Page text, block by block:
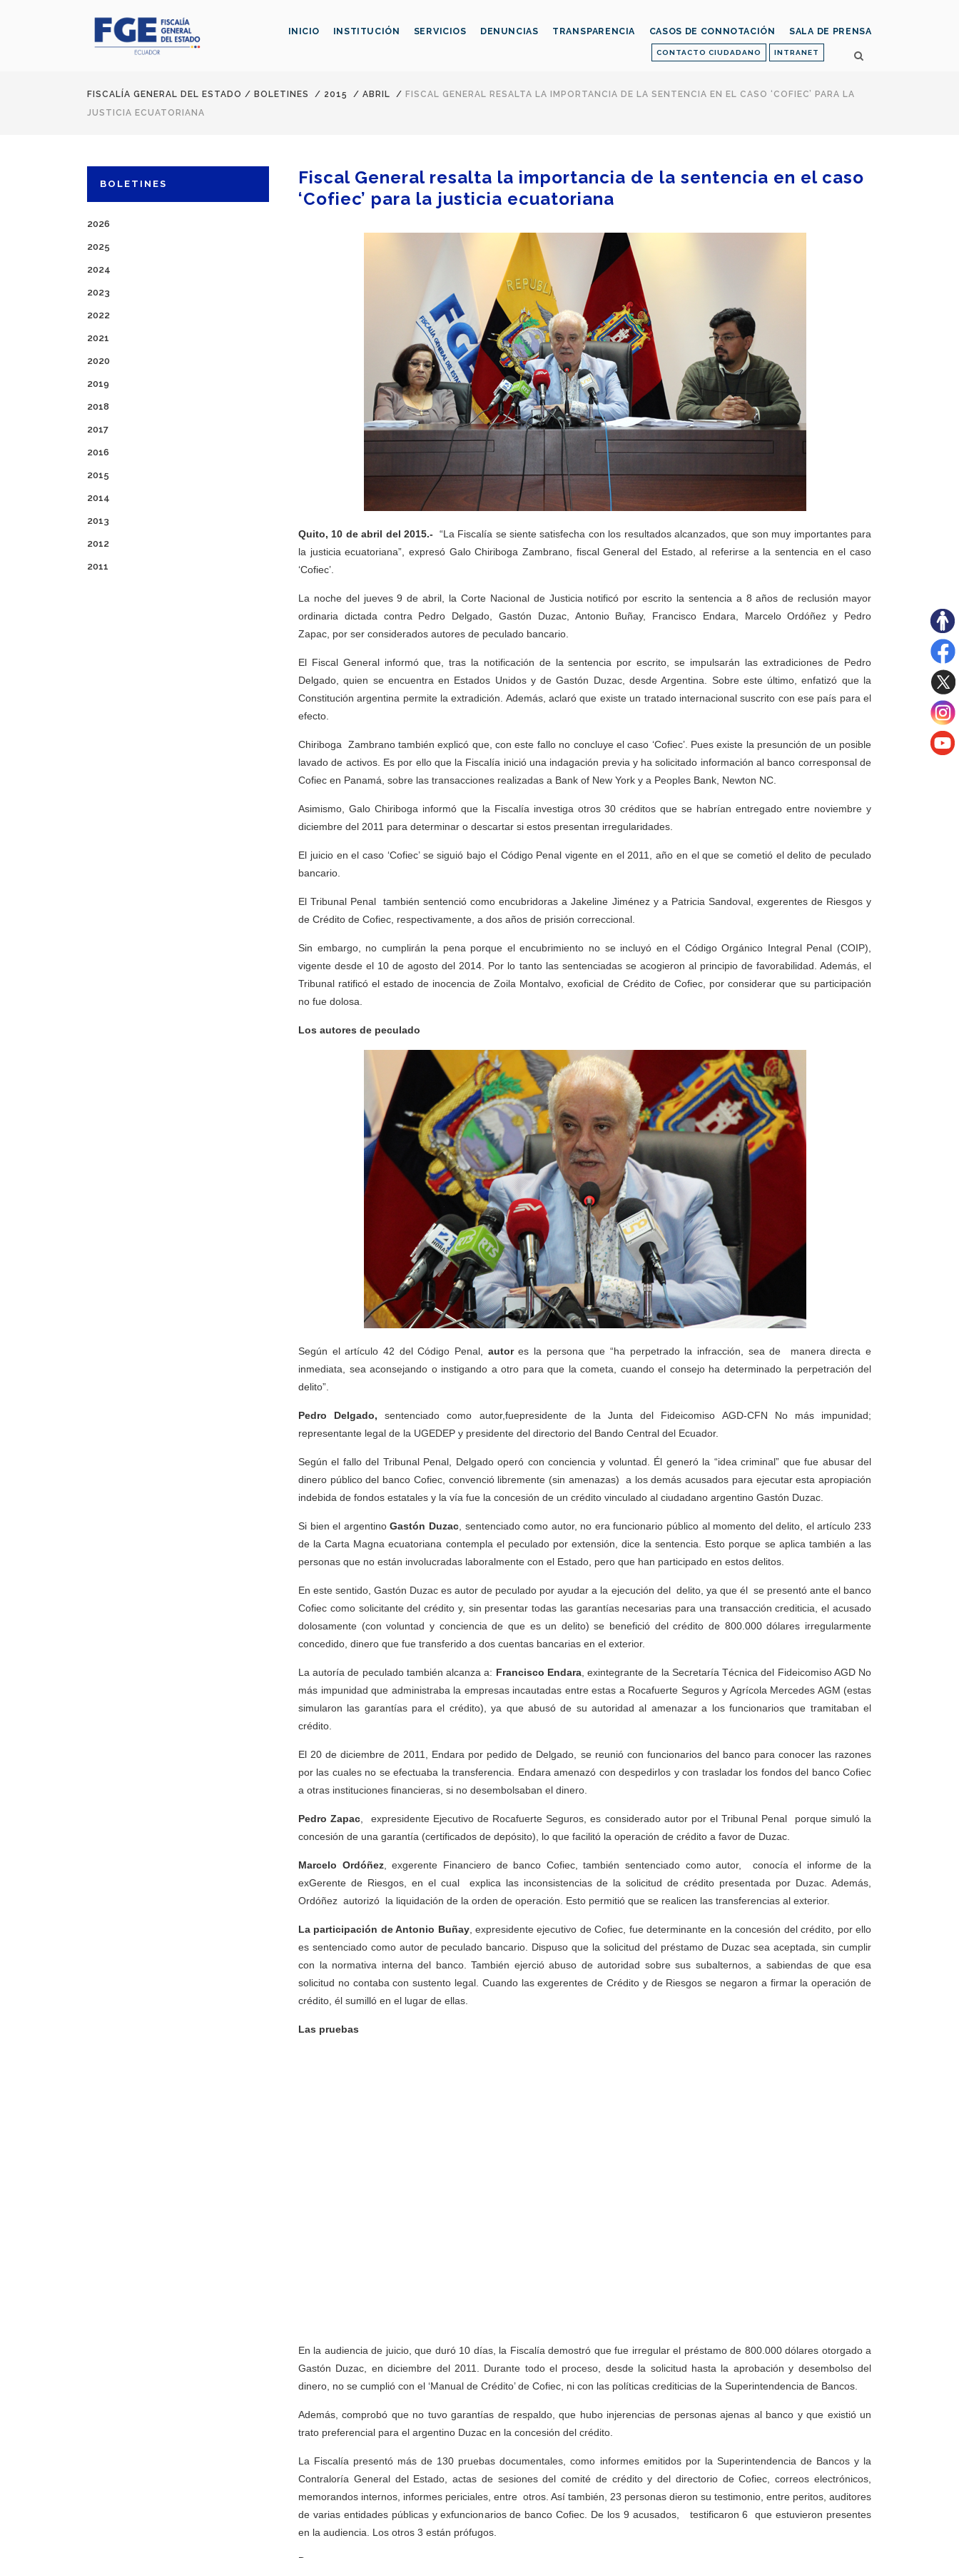
CONTACTO CIUDADANO INTRANET
INICIO INSTITUCIÓN SERVICIOS DENUNCIAS TRANSPARENCIA CASOS DE CONNOTACIÓN SALA DE PRENSA
FISCALÍA GENERAL DEL ESTADO / BOLETINES / 2015 / ABRIL / FISCAL GENERAL RESALTA LA IMPORTANCIA DE LA SENTENCIA EN EL CASO ‘COFIEC’ PARA LA
JUSTICIA ECUATORIANA
BOLETINES
2026
2025
2024
2023
2022
2021
2020
2019
2018
2017
2016
2015
2014
2013
2012
2011
Fiscal General resalta la importancia de la sentencia en el caso
‘Cofiec’ para la justicia ecuatoriana
Quito, 10 de abril del 2015.- “La Fiscalía se siente satisfecha con los resultados alcanzados, que son muy importantes para
la justicia ecuatoriana”, expresó Galo Chiriboga Zambrano, fiscal General del Estado, al referirse a la sentencia en el caso
‘Cofiec’.
La noche del jueves 9 de abril, la Corte Nacional de Justicia notificó por escrito la sentencia a 8 años de reclusión mayor
ordinaria dictada contra Pedro Delgado, Gastón Duzac, Antonio Buñay, Francisco Endara, Marcelo Ordóñez y Pedro
Zapac, por ser considerados autores de peculado bancario.
El Fiscal General informó que, tras la notificación de la sentencia por escrito, se impulsarán las extradiciones de Pedro
Delgado, quien se encuentra en Estados Unidos y de Gastón Duzac, desde Argentina. Sobre este último, enfatizó que la
Constitución argentina permite la extradición. Además, aclaró que existe un tratado internacional suscrito con ese país para el
efecto.
Chiriboga Zambrano también explicó que, con este fallo no concluye el caso ‘Cofiec’. Pues existe la presunción de un posible
lavado de activos. Es por ello que la Fiscalía inició una indagación previa y ha solicitado información al banco corresponsal de
Cofiec en Panamá, sobre las transacciones realizadas a Bank of New York y a Peoples Bank, Newton NC.
Asimismo, Galo Chiriboga informó que la Fiscalía investiga otros 30 créditos que se habrían entregado entre noviembre y
diciembre del 2011 para determinar o descartar si estos presentan irregularidades.
El juicio en el caso ‘Cofiec’ se siguió bajo el Código Penal vigente en el 2011, año en el que se cometió el delito de peculado
bancario.
El Tribunal Penal también sentenció como encubridoras a Jakeline Jiménez y a Patricia Sandoval, exgerentes de Riesgos y
de Crédito de Cofiec, respectivamente, a dos años de prisión correccional.
Sin embargo, no cumplirán la pena porque el encubrimiento no se incluyó en el Código Orgánico Integral Penal (COIP),
vigente desde el 10 de agosto del 2014. Por lo tanto las sentenciadas se acogieron al principio de favorabilidad. Además, el
Tribunal ratificó el estado de inocencia de Zoila Montalvo, exoficial de Crédito de Cofiec, por considerar que su participación
no fue dolosa.
Los autores de peculado
Según el artículo 42 del Código Penal, autores la persona que “ha perpetrado la infracción, sea de manera directa e
inmediata, sea aconsejando o instigando a otro para que la cometa, cuando el consejo ha determinado la perpetración del
delito”.
Pedro Delgado,sentenciado como autor,fuepresidente de la Junta del Fideicomiso AGD-CFN No más impunidad;
representante legal de la UGEDEP y presidente del directorio del Bando Central del Ecuador.
Según el fallo del Tribunal Penal, Delgado operó con conciencia y voluntad. Él generó la “idea criminal” que fue abusar del
dinero público del banco Cofiec, convenció libremente (sin amenazas) a los demás acusados para ejecutar esta apropiación
indebida de fondos estatales y la vía fue la concesión de un crédito vinculado al ciudadano argentino Gastón Duzac.
Si bien el argentinoGastón Duzac, sentenciado como autor, no era funcionario público al momento del delito, el artículo 233
de la Carta Magna ecuatoriana contempla el peculado por extensión, dice la sentencia. Esto porque se aplica también a las
personas que no están involucradas laboralmente con el Estado, pero que han participado en estos delitos.
En este sentido, Gastón Duzac es autor de peculado por ayudar a la ejecución del delito, ya que él se presentó ante el banco
Cofiec como solicitante del crédito y, sin presentar todas las garantías necesarias para una transacción crediticia, el acusado
dolosamente (con voluntad y conciencia de que es un delito) se benefició del crédito de 800.000 dólares irregularmente
concedido, dinero que fue transferido a dos cuentas bancarias en el exterior.
La autoría de peculado también alcanza a: Francisco Endara, exintegrante de la Secretaría Técnica del Fideicomiso AGD No
más impunidad que administraba la empresas incautadas entre estas a Rocafuerte Seguros y Agrícola Mercedes AGM (estas
simularon las garantías para el crédito), ya que abusó de su autoridad al amenazar a los funcionarios que tramitaban el
crédito.
El 20 de diciembre de 2011, Endara por pedido de Delgado, se reunió con funcionarios del banco para conocer las razones
por las cuales no se efectuaba la transferencia. Endara amenazó con despedirlos y con trasladar los fondos del banco Cofiec
a otras instituciones financieras, si no desembolsaban el dinero.
Pedro Zapac , expresidente Ejecutivo de Rocafuerte Seguros, es considerado autor por el Tribunal Penal porque simuló la
concesión de una garantía (certificados de depósito), lo que facilitó la operación de crédito a favor de Duzac.
Marcelo Ordóñez, exgerente Financiero de banco Cofiec, también sentenciado como autor, conocía el informe de la
exGerente de Riesgos, en el cual explica las inconsistencias de la solicitud de crédito presentada por Duzac. Además,
Ordóñez autorizó la liquidación de la orden de operación. Esto permitió que se realicen las transferencias al exterior.
La participación de Antonio Buñay, expresidente ejecutivo de Cofiec, fue determinante en la concesión del crédito, por ello
es sentenciado como autor de peculado bancario. Dispuso que la solicitud del préstamo de Duzac sea aceptada, sin cumplir
con la normativa interna del banco. También ejerció abuso de autoridad sobre sus subalternos, a sabiendas de que esa
solicitud no contaba con sustento legal. Cuando las exgerentes de Crédito y de Riesgos se negaron a firmar la operación de
crédito, él sumilló en el lugar de ellas.
Las pruebas
En la audiencia de juicio, que duró 10 días, la Fiscalía demostró que fue irregular el préstamo de 800.000 dólares otorgado a
Gastón Duzac, en diciembre del 2011. Durante todo el proceso, desde la solicitud hasta la aprobación y desembolso del
dinero, no se cumplió con el ‘Manual de Crédito’ de Cofiec, ni con las políticas crediticias de la Superintendencia de Bancos.
Además, comprobó que no tuvo garantías de respaldo, que hubo injerencias de personas ajenas al banco y que existió un
trato preferencial para el argentino Duzac en la concesión del crédito.
La Fiscalía presentó más de 130 pruebas documentales, como informes emitidos por la Superintendencia de Bancos y la
Contraloría General del Estado, actas de sesiones del comité de crédito y del directorio de Cofiec, correos electrónicos,
memorandos internos, informes periciales, entre otros. Así también, 23 personas dieron su testimonio, entre peritos, auditores
de varias entidades públicas y exfuncionarios de banco Cofiec. De los 9 acusados, testificaron 6 que estuvieron presentes
en la audiencia. Los otros 3 están prófugos.